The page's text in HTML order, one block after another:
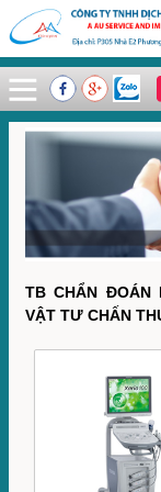
TB CHẨN ĐOÁN
VẬT TƯ CHẤN